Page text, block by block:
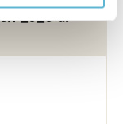
2020 är